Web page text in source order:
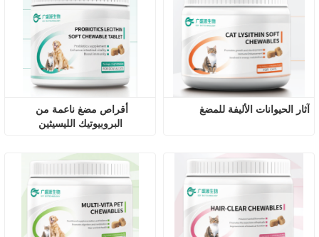
البروبيوتيك الليسيثين
آثار الحيوانات الأليفة للمضغ